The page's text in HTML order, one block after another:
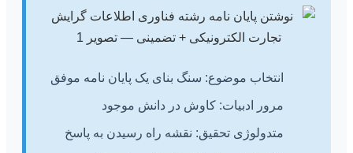
انتخاب موضوع: سنگ بنای یک پایان نامه موفق
مرور ادبیات: کاوش در دانش موجود
متدولوژی تحقیق: نقشه راه رسیدن به پاسخ